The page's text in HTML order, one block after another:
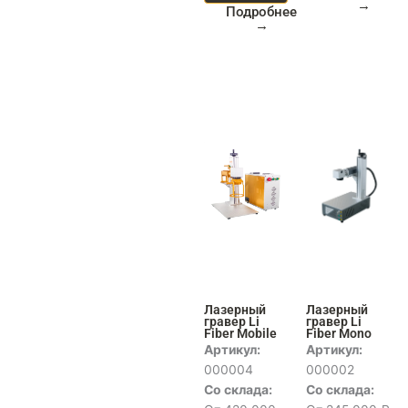
Подробнее
→
→
Лазерный
гравер Li
Fiber Mobile
Артикул:
000004
Со склада:
Лазерный
гравер Li
Fiber Mono
Артикул:
000002
Со склада: